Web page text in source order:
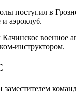
поступил в
аэроклуб.
военное
инструктором.
заместителем